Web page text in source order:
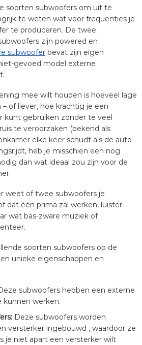
soorten subwoofers om uit te
te weten wat voor frequenties je
te produceren. De twee
zijn powered en
subwoofer bevat zijn eigen
gevoed model externe
mee wilt houden is hoeveel lage
of liever, hoe krachtig je een
kunt gebruiken zonder te veel
te veroorzaken (bekend als
elke keer schudt als de auto
heb je misschien een nog
dan wat ideaal zou zijn voor de
weet of twee subwoofers je
dat één prima zal werken, luister
wat bas-zware muziek of
soorten subwoofers op de
unieke eigenschappen en
subwoofers hebben een externe
werken.
Deze subwoofers worden
versterker ingebouwd , waardoor ze
je niet apart een versterker wilt